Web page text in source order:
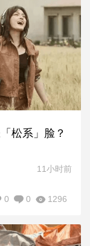
松系」脸？
11小时前
1296
0
0